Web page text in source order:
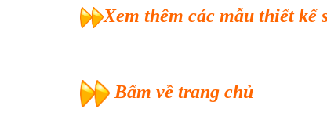
Xem thêm các mẫu thiết kế
Bấm về trang chủ